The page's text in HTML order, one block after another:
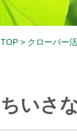
TOP > クローバー
ちいさ